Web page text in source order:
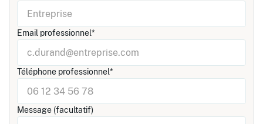
Email professionnel*
Téléphone professionnel*
Message (facultatif)